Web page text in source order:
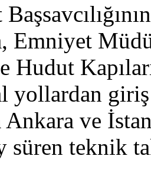
Emniyet
Hudut
yollardan
Ankara ve
süren teknik